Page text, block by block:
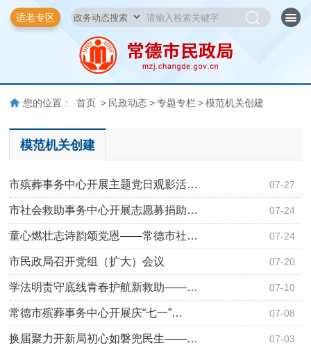
适老专区
您的位置： 首页 > 民政动态 > 专题专栏 > 模范机关创建
模范机关创建
07-27
市殡葬事务中心开展主题党日观影活…
07-24
市社会救助事务中心开展志愿募捐助…
07-24
童心燃壮志诗韵颂党恩——常德市社…
07-20
市民政局召开党组（扩大）会议
07-10
学法明责守底线青春护航新救助——…
07-08
常德市殡葬事务中心开展庆“七一”…
07-03
换届聚力开新局初心如磐兜民生——…